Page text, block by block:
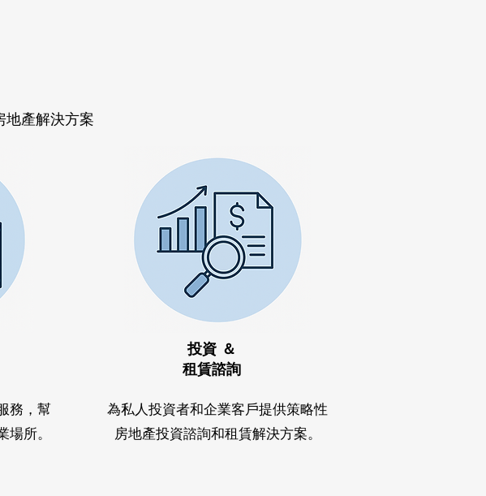
地產解決方案
務，幫
所。
投資 ＆
租賃諮詢
為私人投資者和企業客戶提供策略性
房地產投資諮詢和租賃解決方案。